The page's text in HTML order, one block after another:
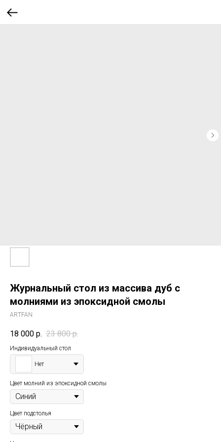
Журнальный стол из массива дуб с
молниями из эпоксидной смолы
ARTFAN
18 000 р. 23 800 р.
Индивидуальный стол
Нет
Цвет молний из эпоксидной смолы
Цвет подстолья